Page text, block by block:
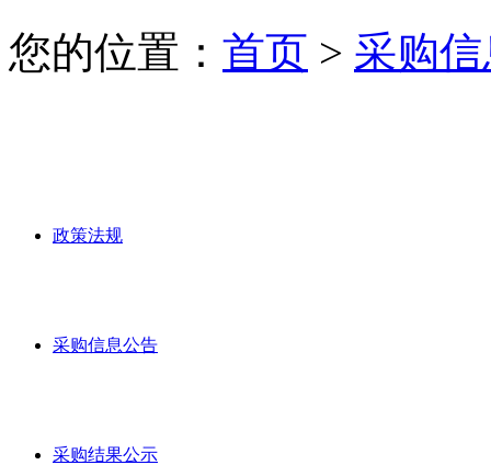
您的位置： 首页 > 采购
政策法规
采购信息公告
采购结果公示